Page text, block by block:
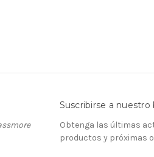
Suscribirse a nuestro
Obtenga las últimas
productos y próximas